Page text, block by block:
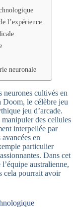
l’expérience
neuronale
neurones cultivés en
Doom, le célèbre jeu
jeu d’arcade.
des cellules
interpellée par
en
particulier
Dans cet
australienne,
cela pourrait avoir